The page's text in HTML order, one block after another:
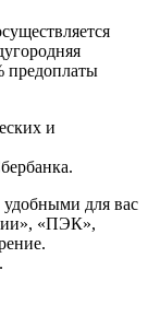
предоплаты
и
для вас
«ПЭК»,